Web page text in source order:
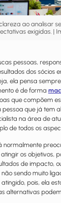
ao analisar
exigidas. |
pessoas,
dos sócios
ela pensa
é de forma
que compõem
pessoa que já tem
na área de
de todos os
normalmente
os objetivos,
de impacto,
não sendo muito
pois, ela
alternativas